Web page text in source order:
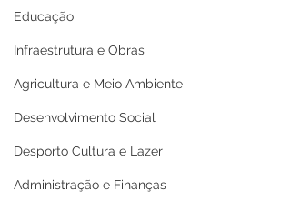
Educação
Infraestrutura e Obras
Agricultura e Meio Ambiente
Desenvolvimento Social
Desporto Cultura e Lazer
Administração e Finanças